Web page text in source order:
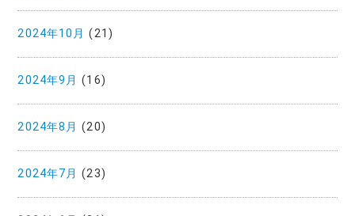
2024年10月 (21)
2024年9月 (16)
2024年8月 (20)
2024年7月 (23)